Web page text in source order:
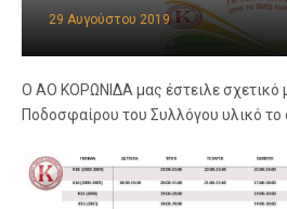
29 Αυγούστου 2019
Ο ΑΟ ΚΟΡΩΝΙΔΑ μας έστειλε σχετικό
Ποδοσφαίρου του Συλλόγου υλικό το